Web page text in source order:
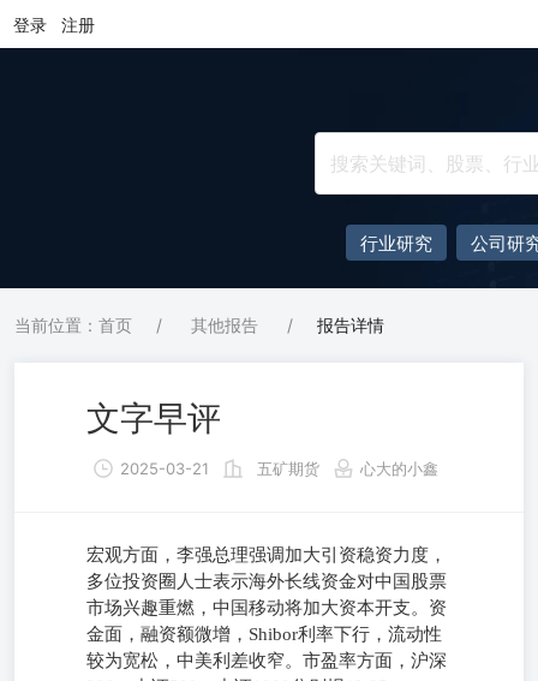
登录 注册
行业研究 公司研
当前位置：首页 / 其他报告 / 报告详情
文字早评
2025-03-21 五矿期货 心大的小鑫
宏观方面，李强总理强调加大引资稳资力度，
多位投资圈人士表示海外长线资金对中国股票
市场兴趣重燃，中国移动将加大资本开支。资
金面，融资额微增，Shibor利率下行，流动性
较为宽松，中美利差收窄。市盈率方面，沪深